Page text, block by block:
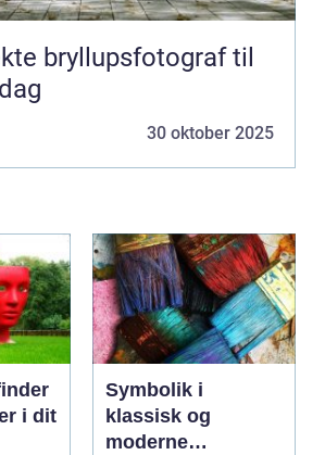
bryllupsfotograf til
30 oktober 2025
i dit
Symbolik i
klassisk og
moderne